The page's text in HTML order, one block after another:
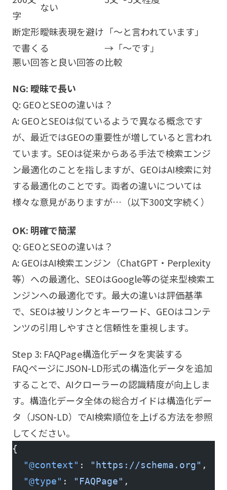
字
ない
断定形
で書く
曖昧表現を避け
る
「〜と言われています」
→「〜です」
悪い回答と良い回答の比較
NG: 曖昧で長い
Q: GEOとSEOの違いは？
A: GEOとSEOは似ているようで異なる概念です
が、最近ではGEOの重要性が増していると言われ
ています。SEOは従来からある手法で検索エンジ
ン最適化のことを指しますが、GEOはAI検索に対
する最適化のことです。両者の違いについては
様々な意見がありますが…（以下300文字続く）
OK: 明確で簡潔
Q: GEOとSEOの違いは？
A: GEOはAI検索エンジン（ChatGPT・Perplexity
等）への最適化、SEOはGoogle等の従来型検索エ
ンジンへの最適化です。最大の違いは評価基準
で、SEOは被リンクとキーワード、GEOはコンテ
ンツの引用しやすさと信頼性を重視します。
Step 3: FAQPage構造化データを実装する
FAQページにJSON-LD形式の構造化データを追加
することで、AIクローラーの認識精度が向上しま
す。構造化データ全体の総合ガイドは構造化デー
タ（JSON-LD）でAI検索順位を上げる方法を参照
してください。
{
  "@context"
: "https://schema.org" ,
  "@type"
: "FAQPage" ,